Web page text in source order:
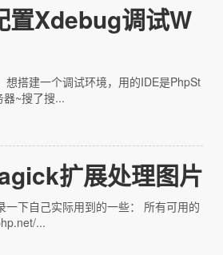
Xdebug调试W
想搭建一个调试环境，用的IDE是PhpSt
~搜了搜...
扩展处理图片
一下自己实际用到的一些： 所有可用的
...